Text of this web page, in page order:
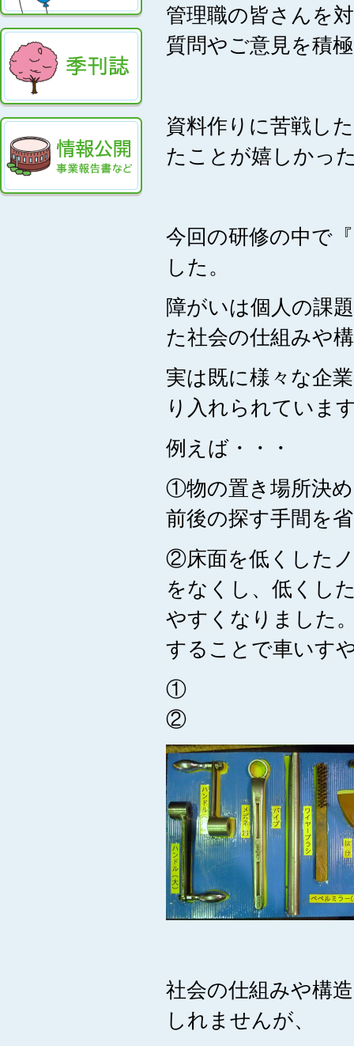
管理職の皆さんを
質問やご意見を積
資料作りに苦戦し
たことが嬉しかっ
今回の研修の中で
した。
障がいは個人の課
た社会の仕組みや
実は既に様々な企
り入れられていま
例えば・・・
①物の置き場所決
前後の探す手間を
②床面を低くした
をなくし、低くし
やすくなりました
することで車いす
②
社会の仕組みや構
しれませんが、